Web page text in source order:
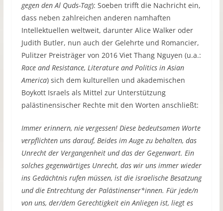
gegen den Al Quds-Tag): Soeben trifft die Nachricht ein,
dass neben zahlreichen anderen namhaften
Intellektuellen weltweit, darunter Alice Walker oder
Judith Butler, nun auch der Gelehrte und Romancier,
Pulitzer Preisträger von 2016 Viet Thang Nguyen (u.a.:
Race and Resistance, Literature and Politics in Asian
America) sich dem kulturellen und akademischen
Boykott Israels als Mittel zur Unterstützung
palästinensischer Rechte mit den Worten anschließt:
Immer erinnern, nie vergessen! Diese bedeutsamen Worte
verpflichten uns darauf, Beides im Auge zu behalten, das
Unrecht der Vergangenheit und das der Gegenwart. Ein
solches gegenwärtiges Unrecht, das wir uns immer wieder
ins Gedächtnis rufen müssen, ist die israelische Besatzung
und die Entrechtung der Palästinenser*innen. Für jede/n
von uns, der/dem Gerechtigkeit ein Anliegen ist, liegt es